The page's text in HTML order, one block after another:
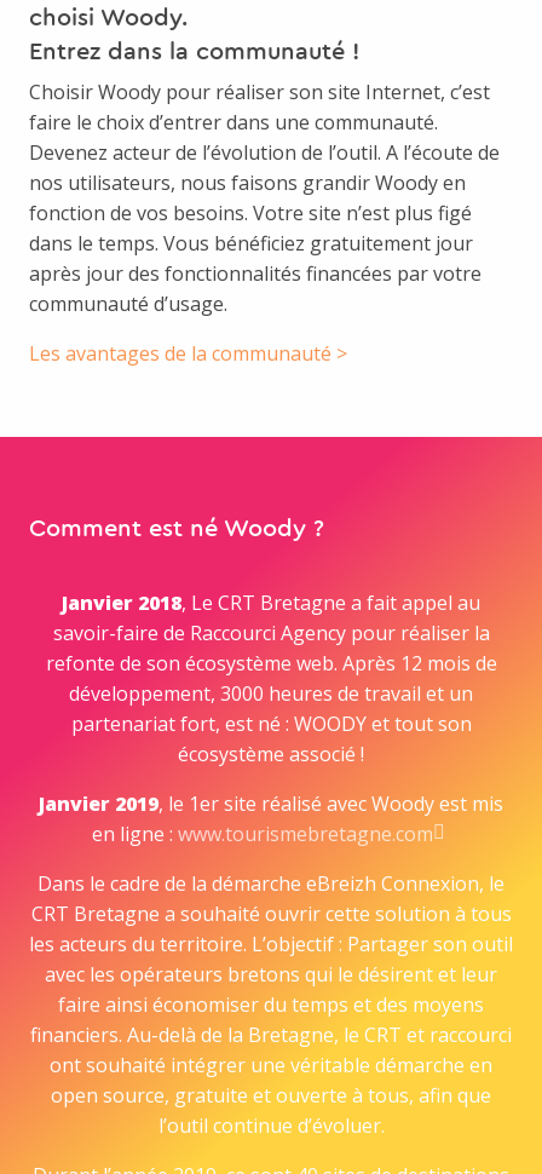
choisi Woody.
Entrez dans la communauté !
Choisir Woody pour réaliser son site Internet, c’est
faire le choix d’entrer dans une communauté.
Devenez acteur de l’évolution de l’outil. A l’écoute de
nos utilisateurs, nous faisons grandir Woody en
fonction de vos besoins. Votre site n’est plus figé
dans le temps. Vous bénéficiez gratuitement jour
après jour des fonctionnalités financées par votre
communauté d’usage.
Les avantages de la communauté >
Comment est né Woody ?
Janvier 2018, Le CRT Bretagne a fait appel au
savoir-faire de Raccourci Agency pour réaliser la
refonte de son écosystème web. Après 12 mois de
développement, 3000 heures de travail et un
partenariat fort, est né : WOODY et tout son
écosystème associé !
Janvier 2019, le 1er site réalisé avec Woody est mis
en ligne : www.tourismebretagne.com
Dans le cadre de la démarche eBreizh Connexion, le
CRT Bretagne a souhaité ouvrir cette solution à tous
les acteurs du territoire. L’objectif : Partager son outil
avec les opérateurs bretons qui le désirent et leur
faire ainsi économiser du temps et des moyens
financiers. Au-delà de la Bretagne, le CRT et raccourci
ont souhaité intégrer une véritable démarche en
open source, gratuite et ouverte à tous, afin que
l’outil continue d’évoluer.